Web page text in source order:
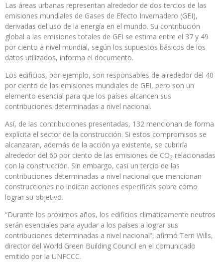
Las áreas urbanas representan alrededor de dos tercios de las
emisiones mundiales de Gases de Efecto Invernadero (GEI),
derivadas del uso de la energía en el mundo. Su contribución
global a las emisiones totales de GEI se estima entre el 37 y 49
por ciento a nivel mundial, según los supuestos básicos de los
datos utilizados, informa el documento.
Los edificios, por ejemplo, son responsables de alrededor del 40
por ciento de las emisiones mundiales de GEI, pero son un
elemento esencial para que los países alcancen sus
contribuciones determinadas a nivel nacional.
Así, de las contribuciones presentadas, 132 mencionan de forma
explícita el sector de la construcción. Si estos compromisos se
alcanzaran, además de la acción ya existente, se cubriría
alrededor del 60 por ciento de las emisiones de CO2 relacionadas
con la construcción. Sin embargo, casi un tercio de las
contribuciones determinadas a nivel nacional que mencionan
construcciones no indican acciones específicas sobre cómo
lograr su objetivo.
“Durante los próximos años, los edificios climáticamente neutros
serán esenciales para ayudar a los países a lograr sus
contribuciones determinadas a nivel nacional”, afirmó Terri Wills,
director del World Green Building Council en el comunicado
emitido por la UNFCCC.